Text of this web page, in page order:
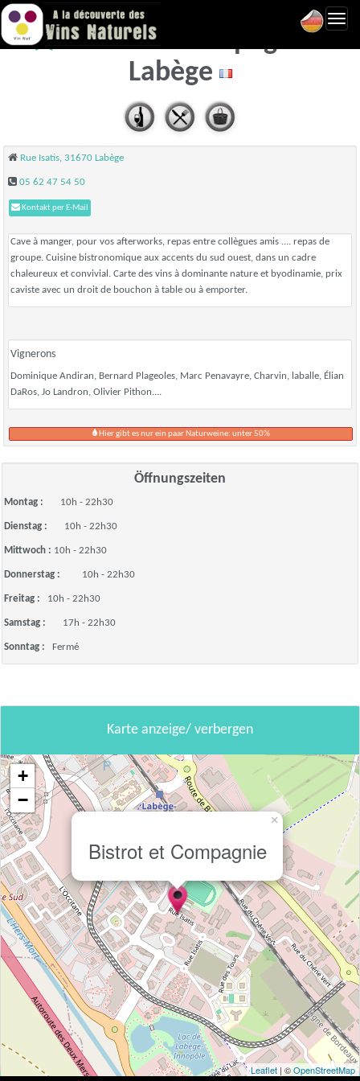
Bistrot et Compagnie -
Labège
Rue Isatis, 31670 Labège
05 62 47 54 50
Kontakt per E-Mail
Cave à manger, pour vos afterworks, repas entre collègues amis .... repas de
groupe. Cuisine bistronomique aux accents du sud ouest, dans un cadre
chaleureux et convivial. Carte des vins à dominante nature et byodinamie, prix
caviste avec un droit de bouchon à table ou à emporter.
Vignerons
Dominique Andiran, Bernard Plageoles, Marc Penavayre, Charvin, laballe, Élian
DaRos, Jo Landron, Olivier Pithon....
Hier gibt es nur ein paar Naturweine: unter 50%
Öffnungszeiten
Montag : 10h - 22h30
Dienstag : 10h - 22h30
Mittwoch : 10h - 22h30
Donnerstag : 10h - 22h30
Freitag : 10h - 22h30
Samstag : 17h - 22h30
Sonntag : Fermé
Karte anzeige/ verbergen
Bistrot et Compagnie
×
+
−
Leaflet | ©OpenStreetMap